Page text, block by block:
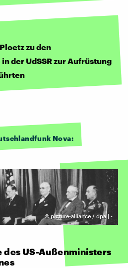
zu den
der UdSSR zur Aufrüstung
Nova:
©picture-alliance / dpa | -
des US-Außenministers